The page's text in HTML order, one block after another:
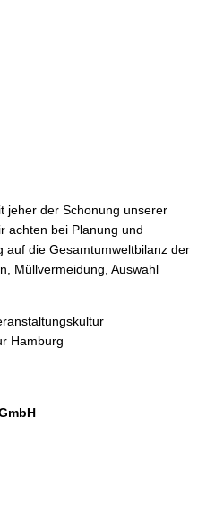
jeher der Schonung unserer
achten bei Planung und
auf die Gesamtumweltbilanz der
Müllvermeidung, Auswahl
Hamburg